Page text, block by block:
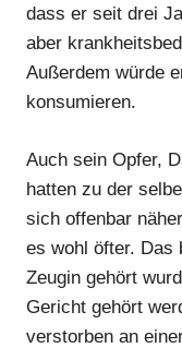
dass er seit drei
aber
Außerdem würde
konsumieren.
Auch sein Opfer,
hatten zu der
sich offenbar
es wohl öfter. Das
Zeugin gehört
Gericht gehört
verstorben an